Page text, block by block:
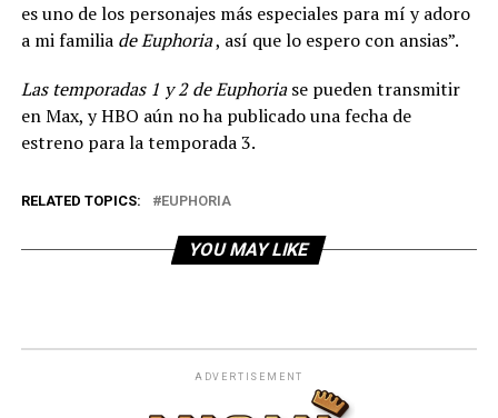
es uno de los personajes más especiales para mí y adoro
a mi familia de Euphoria, así que lo espero con ansias”.
Las temporadas 1 y 2 de Euphoriase pueden transmitir
en Max, y HBO aún no ha publicado una fecha de
estreno para la temporada 3.
RELATED TOPICS: EUPHORIA
YOU MAY LIKE
ADVERTISEMENT